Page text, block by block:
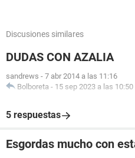
Discusiones similares
DUDAS CON AZALIA
sandrews - 7 abr 2014 a las 11:16
Bolboreta - 15 sep 2023 a las 10:50
5 respuestas
Esgordas mucho con